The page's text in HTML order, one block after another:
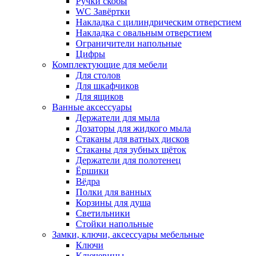
WC Завёртки
Накладка с цилиндрическим отверстием
Накладка с овальным отверстием
Ограничители напольные
Цифры
Комплектующие для мебели
Для столов
Для шкафчиков
Для ящиков
Ванные аксессуары
Держатели для мыла
Дозаторы для жидкого мыла
Стаканы для ватных дисков
Стаканы для зубных щёток
Держатели для полотенец
Ёршики
Вёдра
Полки для ванных
Корзины для душа
Светильники
Стойки напольные
Замки, ключи, аксессуары мебельные
Ключи